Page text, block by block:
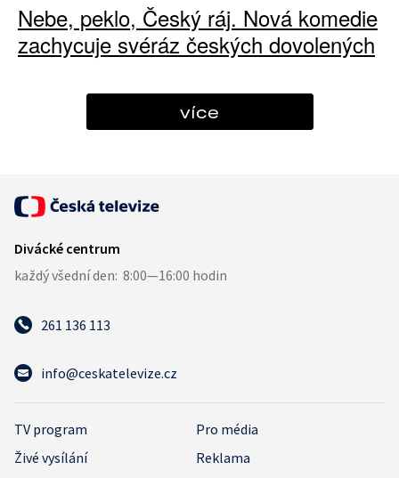
Nebe, peklo, Český ráj. Nová komedie
zachycuje svéráz českých dovolených
více
261 136 113
info@ceskatelevize.cz
TV program
Pro média
Živé vysílání
Reklama